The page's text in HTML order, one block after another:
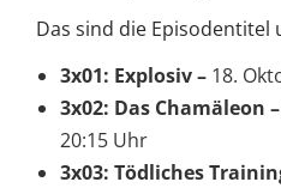
Das sind die Episodentitel
3x01: Explosiv – 18.
3x02: Das Chamäleon –
20:15 Uhr
3x03: Tödliches